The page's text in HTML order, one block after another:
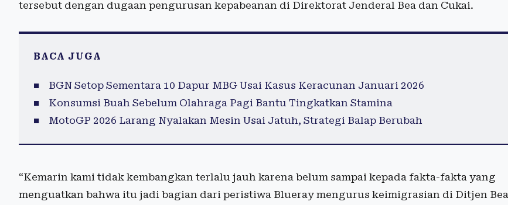
tersebut dengan dugaan pengurusan kepabeanan di Direktorat Jenderal Bea dan Cukai.
BACA JUGA
BGN Setop Sementara 10 Dapur MBG Usai Kasus Keracunan Januari 2026
Konsumsi Buah Sebelum Olahraga Pagi Bantu Tingkatkan Stamina
MotoGP 2026 Larang Nyalakan Mesin Usai Jatuh, Strategi Balap Berubah
“Kemarin kami tidak kembangkan terlalu jauh karena belum sampai kepada fakta-fakta yang
menguatkan bahwa itu jadi bagian dari peristiwa Blueray mengurus keimigrasian di Ditjen Bea